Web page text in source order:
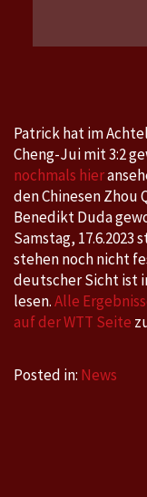
Patrick hat im
Cheng-Jui mit 3:2
nochmals hier
den Chinesen Zhou
Benedikt Duda
Samstag,
stehen noch nicht
deutscher Sicht ist
lesen.Alle
auf der WTT Seite
Posted in: News